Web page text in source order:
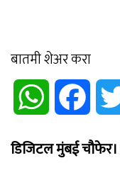
बातमी शेअर करा
WhatsApp
डिजिटल मुंबई चौफेर।